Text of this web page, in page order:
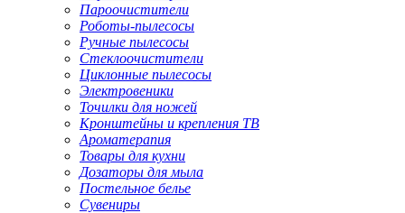
Пароочистители
Роботы-пылесосы
Ручные пылесосы
Стеклоочистители
Циклонные пылесосы
Электровеники
Точилки для ножей
Кронштейны и крепления ТВ
Ароматерапия
Товары для кухни
Дозаторы для мыла
Постельное белье
Сувениры